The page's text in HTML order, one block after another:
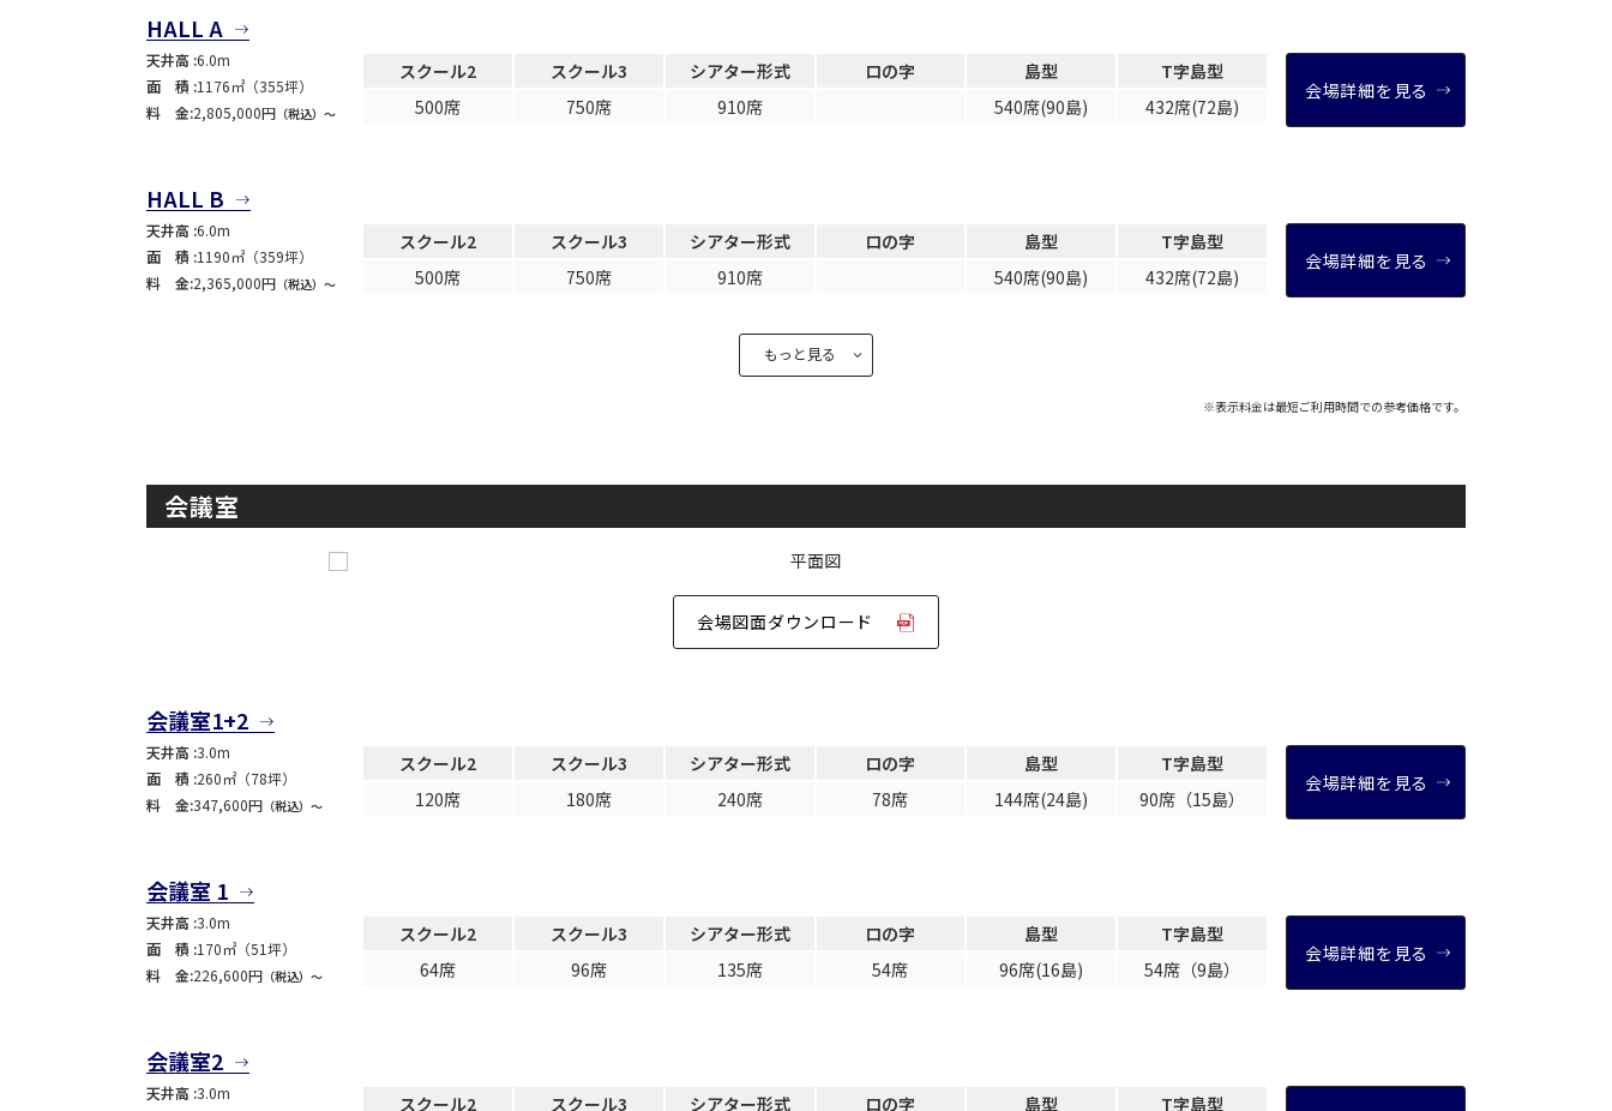
HALL A
天井高 :6.0m
面 積 :1176㎡（355坪）
料 金:2,805,000円 （税込）〜
スクール2
500席
スクール3
750席
シアター形式
910席
ロの字
島型
540席(90島)
T字島型
432席(72島)
会場詳細を見る
HALL B
天井高 :6.0m
面 積 :1190㎡（359坪）
料 金:2,365,000円 （税込）〜
スクール2
500席
スクール3
750席
シアター形式
910席
ロの字
島型
540席(90島)
T字島型
432席(72島)
会場詳細を見る
もっと見る
※表示料金は最短ご利用時間での参考価格です。
会議室
会場図面ダウンロード
会議室1+2
天井高 :3.0m
面 積 :260㎡（78坪）
料 金:347,600円 （税込）〜
スクール2
120席
スクール3
180席
シアター形式
240席
ロの字
78席
島型
144席(24島)
T字島型
90席（15島）
会場詳細を見る
会議室 1
天井高 :3.0m
面 積 :170㎡（51坪）
料 金:226,600円 （税込）〜
スクール2
64席
スクール3
96席
シアター形式
135席
ロの字
54席
島型
96席(16島)
T字島型
54席（9島）
会場詳細を見る
会議室2
天井高 :3.0m
スクール2 スクール3 シアター形式 ロの字 島型 T字島型
パーティ・懇親会
株主総会・IR
e-sports大会
プレス発表
展示会・販売会
この条件で検索
リセットする